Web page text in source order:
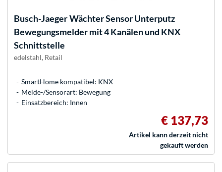
Busch-JaegerWächter Sensor Unterputz
Bewegungsmelder mit 4 Kanälen und KNX
Schnittstelle
edelstahl, Retail
SmartHome kompatibel: KNX
Melde-/Sensorart: Bewegung
Einsatzbereich: Innen
€ 137,73
Artikel kann derzeit nicht
gekauft werden